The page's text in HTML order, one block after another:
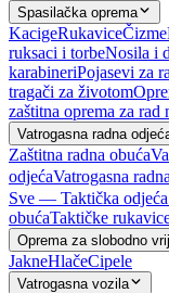
Spasilačka oprema
KacigeRukaviceČizme
ruksaci i torbeNosila i
karabineriPojasevi za
tragači za životom
zaštitna oprema za rad
Vatrogasna radna
Zaštitna radna obuća
odjećaVatrogasna
Sve — Taktička
obućaTaktičke
Oprema za slobodno
JakneHlačeCipele
Vatrogasna vozila